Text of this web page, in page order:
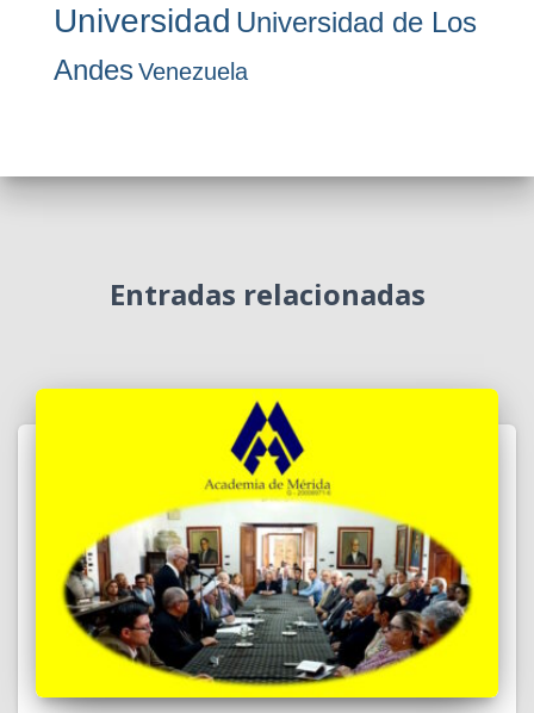
Universidad Universidad de Los
AndesVenezuela
Entradas relacionadas